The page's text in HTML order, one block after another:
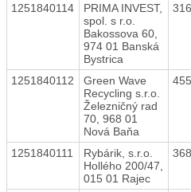
1251840114
PRIMA INVEST,
spol. s r.o.
Bakossova 60,
974 01 Banská
Bystrica
1251840112
Green Wave
Recycling s.r.o.
Železničný rad
70, 968 01
Nová Baňa
1251840111
Rybárik, s.r.o.
Hollého 200/47,
015 01 Rajec